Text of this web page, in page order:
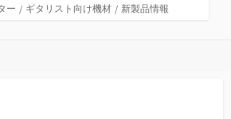
ー / ギタリスト向け機材 / 新製品情報